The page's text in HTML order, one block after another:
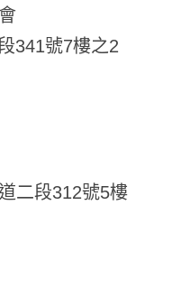
341號7樓之2
二段312號5樓